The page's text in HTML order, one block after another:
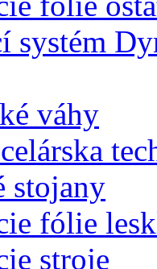
systém
váhy
stojany
fólie
stroje